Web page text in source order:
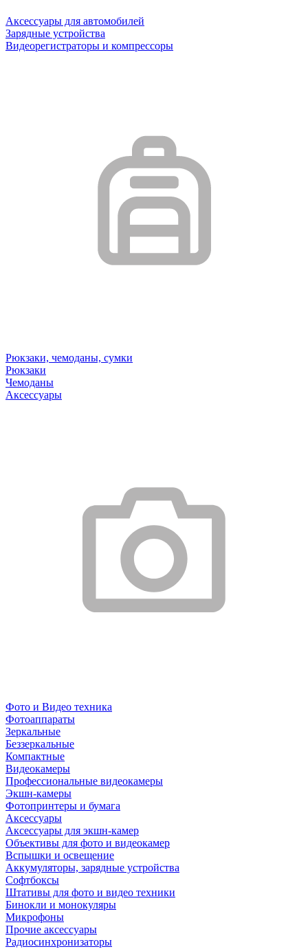
Аксессуары для автомобилей
Зарядные устройства
Видеорегистраторы и компрессоры
Рюкзаки, чемоданы, сумки
Рюкзаки
Чемоданы
Аксессуары
Фото и Видео техника
Фотоаппараты
Зеркальные
Беззеркальные
Компактные
Видеокамеры
Профессиональные видеокамеры
Экшн-камеры
Фотопринтеры и бумага
Аксессуары
Аксессуары для экшн-камер
Объективы для фото и видеокамер
Вспышки и освещение
Аккумуляторы, зарядные устройства
Софтбоксы
Штативы для фото и видео техники
Бинокли и монокуляры
Микрофоны
Прочие аксессуары
Радиосинхронизаторы